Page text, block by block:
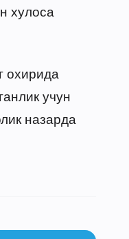
хулоса
охирида
учун
назарда